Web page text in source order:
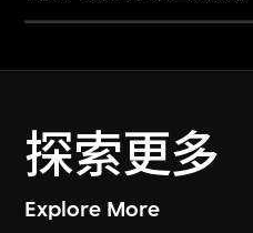
探索更多
Explore More